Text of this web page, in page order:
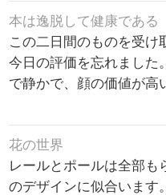
本は逸脱して健康である
この二日間のものを受け
今日の評価を忘れました
で静かで、顔の価値が高
花の世界
レールとポールは全部も
のデザインに似合います